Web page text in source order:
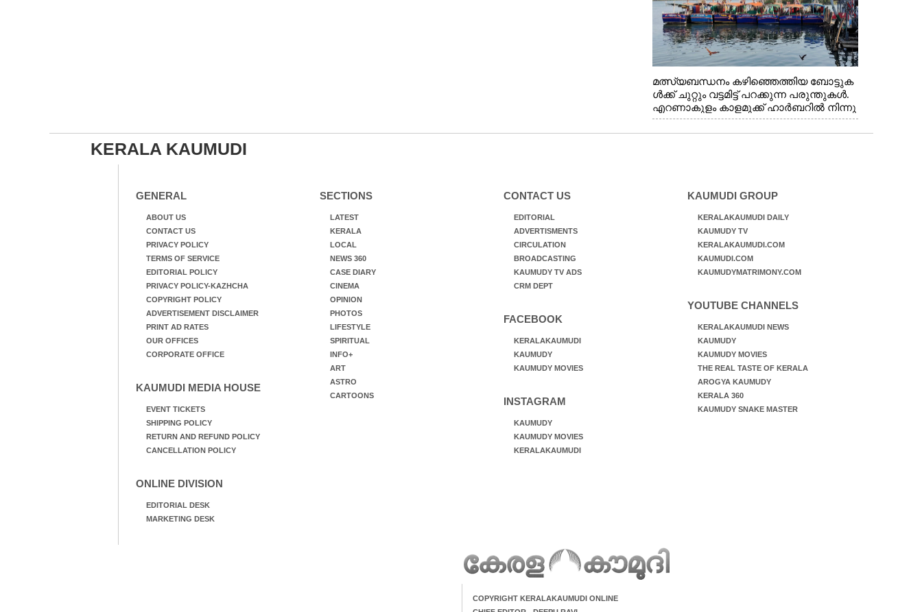
മത്സ്യബന്ധനം കഴിഞ്ഞെത്തിയ ബോട്ടുക
ൾക്ക് ചുറ്റും വട്ടമിട്ട് പറക്കുന്ന പരുന്തുകൾ.
എറണാകുളം കാളമുക്ക് ഹാർബറിൽ നിന്നു
ള്ള കാഴ്ച
KERALA KAUMUDI
GENERAL
ABOUT US
CONTACT US
PRIVACY POLICY
TERMS OF SERVICE
EDITORIAL POLICY
PRIVACY POLICY-KAZHCHA
COPYRIGHT POLICY
ADVERTISEMENT DISCLAIMER
PRINT AD RATES
OUR OFFICES
CORPORATE OFFICE
KAUMUDI MEDIA HOUSE
EVENT TICKETS
SHIPPING POLICY
RETURN AND REFUND POLICY
CANCELLATION POLICY
ONLINE DIVISION
EDITORIAL DESK
MARKETING DESK
SECTIONS
LATEST
KERALA
LOCAL
NEWS 360
CASE DIARY
CINEMA
OPINION
PHOTOS
LIFESTYLE
SPIRITUAL
INFO+
ART
ASTRO
CARTOONS
CONTACT US
EDITORIAL
ADVERTISMENTS
CIRCULATION
BROADCASTING
KAUMUDY TV ADS
CRM DEPT
FACEBOOK
KERALAKAUMUDI
KAUMUDY
KAUMUDY MOVIES
INSTAGRAM
KAUMUDY
KAUMUDY MOVIES
KERALAKAUMUDI
KAUMUDI GROUP
KERALAKAUMUDI DAILY
KAUMUDY TV
KERALAKAUMUDI.COM
KAUMUDI.COM
KAUMUDYMATRIMONY.COM
YOUTUBE CHANNELS
KERALAKAUMUDI NEWS
KAUMUDY
KAUMUDY MOVIES
THE REAL TASTE OF KERALA
AROGYA KAUMUDY
KERALA 360
KAUMUDY SNAKE MASTER
COPYRIGHT KERALAKAUMUDI ONLINE